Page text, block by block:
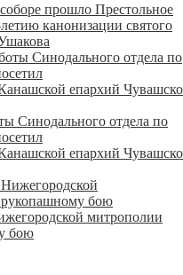
прошло Престольное
канонизации святого
Синодального отдела по
епархий
митрополии
бою